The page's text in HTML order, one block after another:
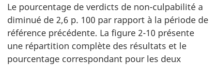
Le pourcentage de verdicts de non-culpabilité a
diminué de 2,6 p. 100 par rapport à la période de
référence précédente. La figure 2-10 présente
une répartition complète des résultats et le
pourcentage correspondant pour les deux